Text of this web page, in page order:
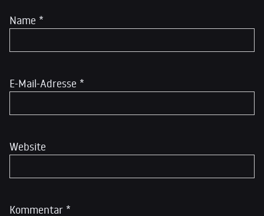
Kommentar *
Name *
E-Mail-Adresse *
Website